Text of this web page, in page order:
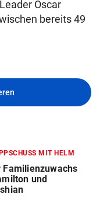
Oscar
bereits 49
MIT HELM
Familienzuwachs
und